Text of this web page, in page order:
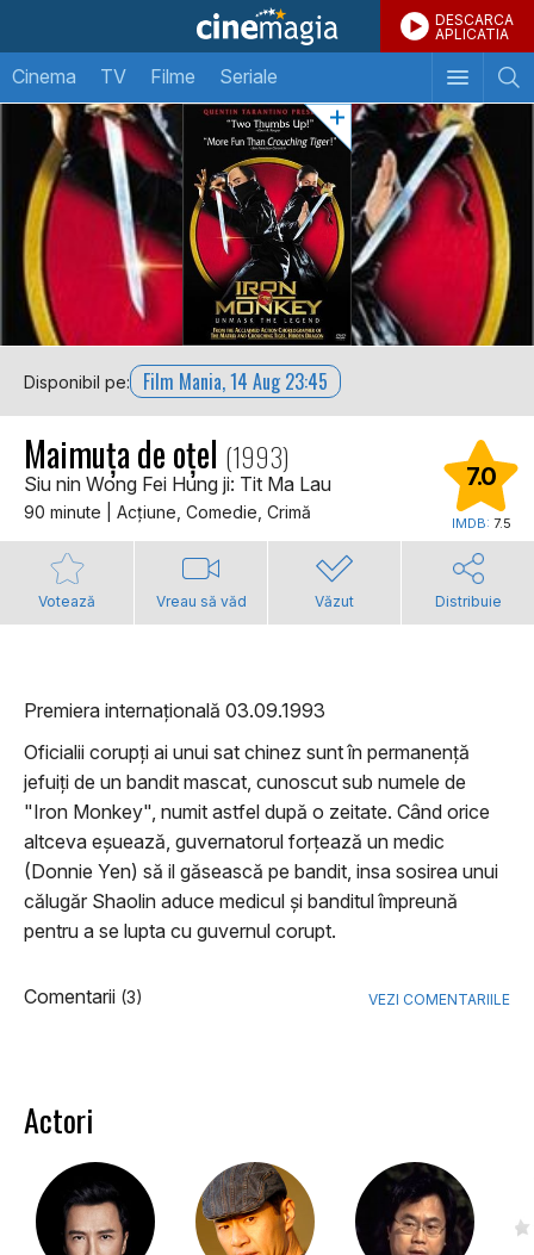
DESCARCA
APLICATIA
Cinema TV Filme Seriale
Disponibil pe: Film Mania, 14 Aug 23:45
Maimuța de oțel (1993)
Siu nin Wong Fei Hung ji: Tit Ma Lau
90 minute | Acţiune, Comedie, Crimă
7.0
IMDB: 7.5
Votează Vreau să văd Văzut Distribuie
Premiera internațională 03.09.1993
Oficialii corupți ai unui sat chinez sunt în permanență
jefuiți de un bandit mascat, cunoscut sub numele de
"Iron Monkey", numit astfel după o zeitate. Când orice
altceva eșuează, guvernatorul forțează un medic
(Donnie Yen) să il găsească pe bandit, insa sosirea unui
călugăr Shaolin aduce medicul și banditul împreună
pentru a se lupta cu guvernul corupt.
Comentarii (3) VEZI COMENTARIILE
Actori